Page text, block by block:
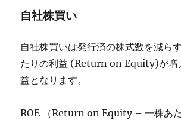
自社株買い
自社株買いは発行済の株式数を減ら
たりの利益 (Return on Equity)が増
益となります。
ROE （Return on Equity – 一株あ